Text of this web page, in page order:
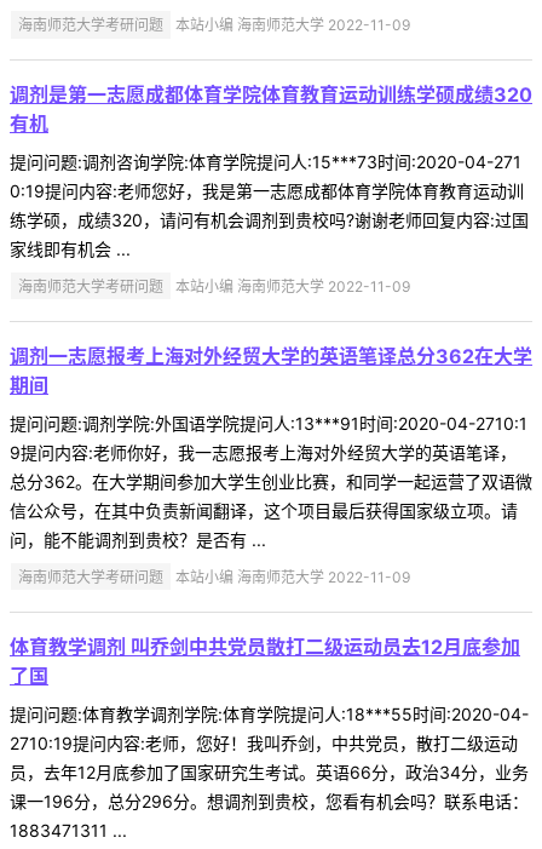
海南师范大学考研问题 本站小编 海南师范大学 2022-11-09
调剂是第一志愿成都体育学院体育教育运动训练学硕成绩320
有机
提问问题:调剂咨询学院:体育学院提问人:15***73时间:2020-04-271
0:19提问内容:老师您好，我是第一志愿成都体育学院体育教育运动训
练学硕，成绩320，请问有机会调剂到贵校吗?谢谢老师回复内容:过国
家线即有机会 ...
海南师范大学考研问题 本站小编 海南师范大学 2022-11-09
调剂一志愿报考上海对外经贸大学的英语笔译总分362在大学
期间
提问问题:调剂学院:外国语学院提问人:13***91时间:2020-04-2710:1
9提问内容:老师你好，我一志愿报考上海对外经贸大学的英语笔译，
总分362。在大学期间参加大学生创业比赛，和同学一起运营了双语微
信公众号，在其中负责新闻翻译，这个项目最后获得国家级立项。请
问，能不能调剂到贵校？是否有 ...
海南师范大学考研问题 本站小编 海南师范大学 2022-11-09
体育教学调剂 叫乔剑中共党员散打二级运动员去12月底参加
了国
提问问题:体育教学调剂学院:体育学院提问人:18***55时间:2020-04-
2710:19提问内容:老师，您好！我叫乔剑，中共党员，散打二级运动
员，去年12月底参加了国家研究生考试。英语66分，政治34分，业务
课一196分，总分296分。想调剂到贵校，您看有机会吗？联系电话：
1883471311 ...